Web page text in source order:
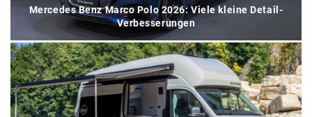
Mercedes Benz Marco Polo 2026: Viele kleine Detail-
Verbesserungen